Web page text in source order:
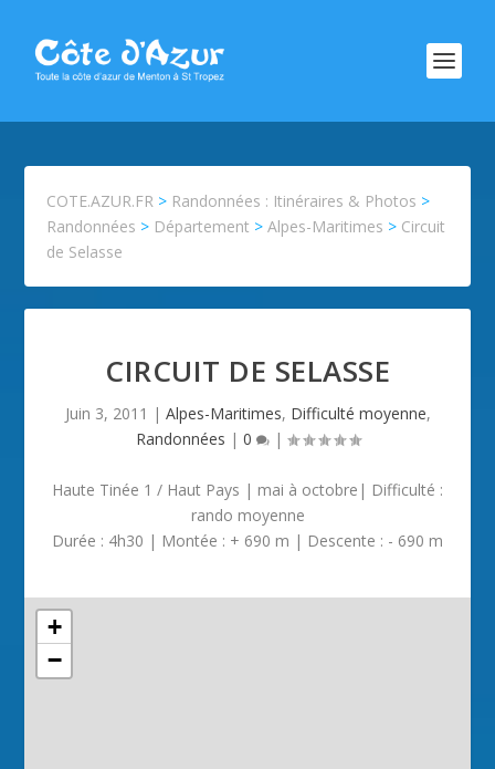
COTE.AZUR.FR > Randonnées : Itinéraires & Photos >
Randonnées > Département >Alpes-Maritimes > Circuit
de Selasse
CIRCUIT DE SELASSE
Juin 3, 2011 | Alpes-Maritimes, Difficulté moyenne,
Randonnées | 0 |
Haute Tinée 1 / Haut Pays | mai à octobre| Difficulté :
rando moyenne
Durée : 4h30 | Montée : + 690 m | Descente : - 690 m
+
−